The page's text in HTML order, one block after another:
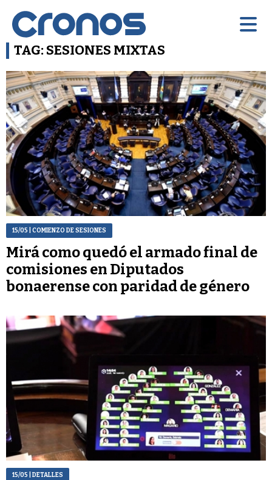
TAG: SESIONES MIXTAS
15/05 | COMIENZO DE SESIONES
Mirá como quedó el armado final de
comisiones en Diputados
bonaerense con paridad de género
15/05 | DETALLES